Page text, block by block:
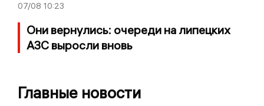
07/08 10:23
Они вернулись: очереди на липецких
АЗС выросли вновь
Главные новости